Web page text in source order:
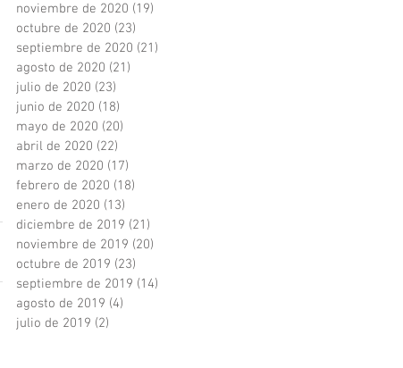
noviembre de 2020 (19)
octubre de 2020 (23)
septiembre de 2020 (21)
agosto de 2020 (21)
julio de 2020 (23)
junio de 2020 (18)
mayo de 2020 (20)
abril de 2020 (22)
marzo de 2020 (17)
febrero de 2020 (18)
enero de 2020 (13)
diciembre de 2019 (21)
noviembre de 2019 (20)
octubre de 2019 (23)
septiembre de 2019 (14)
agosto de 2019 (4)
julio de 2019 (2)